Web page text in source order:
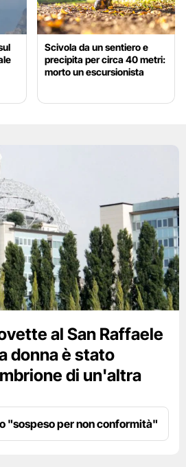
Scivola da un sentiero e
precipita per circa 40 metri:
morto un escursionista
al San Raffaele
donna è stato
di un'altra
"sospeso per non conformità"